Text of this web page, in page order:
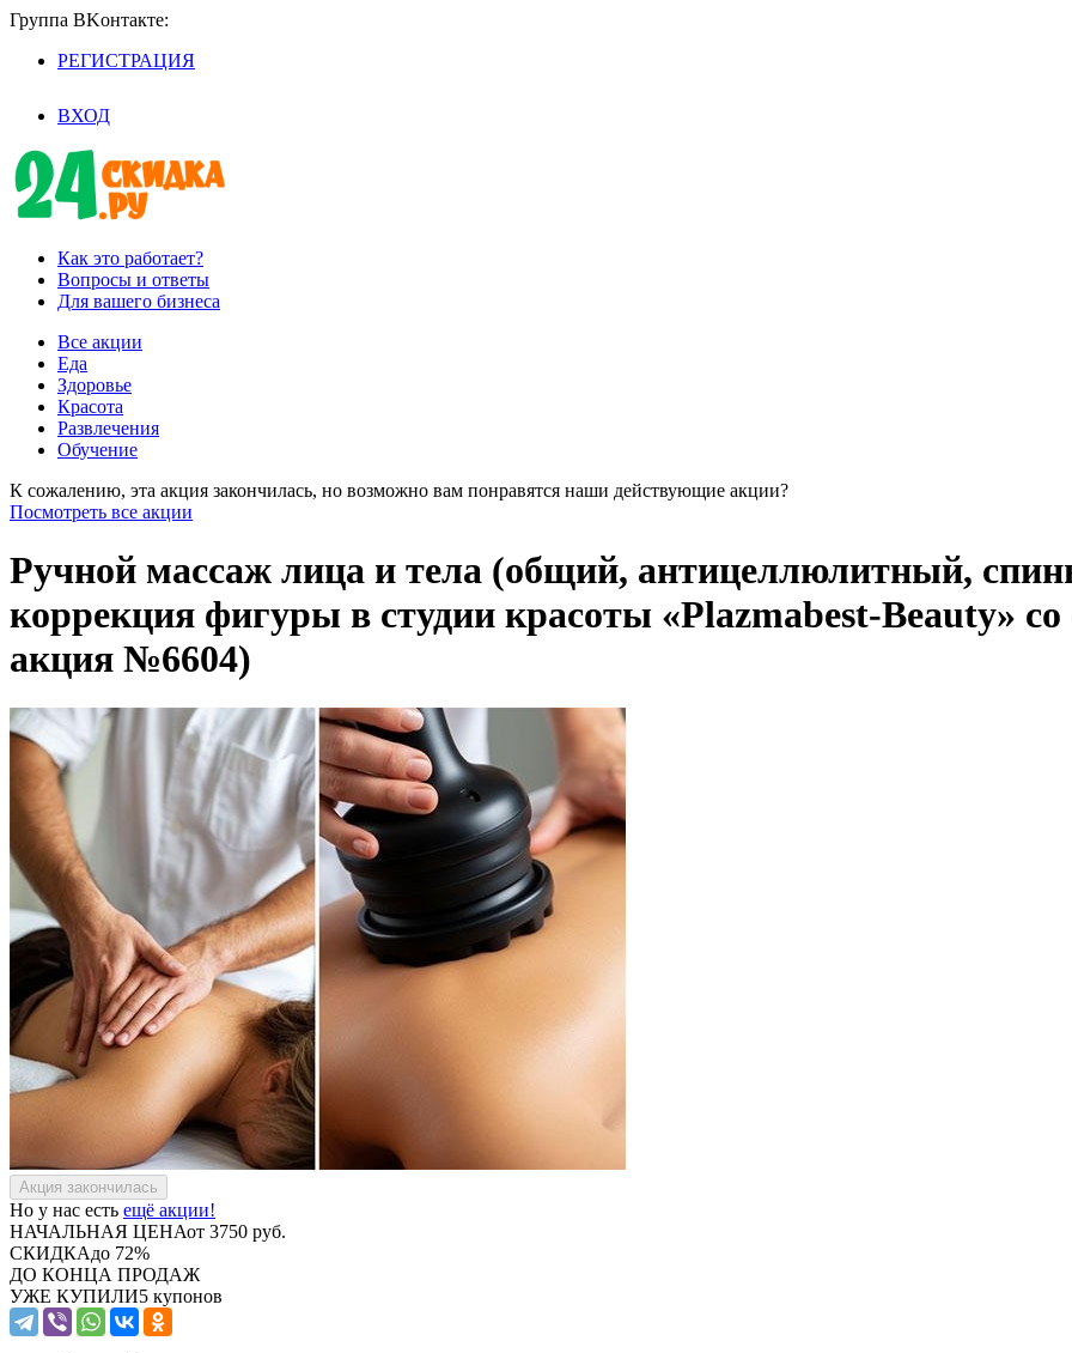
Группа BKoнтaктe:
РЕГИСТРАЦИЯ
ВХОД
Как это работает?
Вопросы и ответы
Для вашего бизнеса
Все акции
Еда
Здоровье
Красота
Развлечения
Обучение
К сожалению, эта акция закончилась, но возможно вам понравятся наши действующие акции?
Посмотреть все акции
Ручной массаж лица и тела (общий, антицеллюлитный,
коррекция фигуры в студии красоты «Plazmabest-Beauty»
акция №6604)
Но у нас есть ещё акции!
НАЧАЛЬНАЯ ЦЕНАот 3750 руб.
СКИДКАдо 72%
ДО КОНЦА ПРОДАЖ
УЖЕ КУПИЛИ5 купонов